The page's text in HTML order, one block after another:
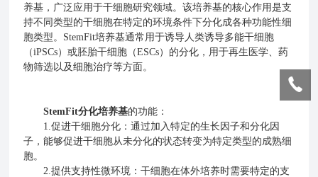
养基，广泛应用于干细胞研究领域。该培养基的核心作用是支
持不同类型的干细胞在特定的环境条件下分化成各种功能性细
胞类型。StemFit培养基通常用于诱导人类诱导多能干细胞
（iPSCs）或胚胎干细胞（ESCs）的分化，用于再生医学、药
物筛选以及细胞治疗等方面。
StemFit分化培养基的功能：
1.促进干细胞分化：通过加入特定的生长因子和分化因
子，能够促进干细胞从未分化的状态转变为特定类型的成熟细
胞。
2.提供支持性微环境：干细胞在体外培养时需要特定的支